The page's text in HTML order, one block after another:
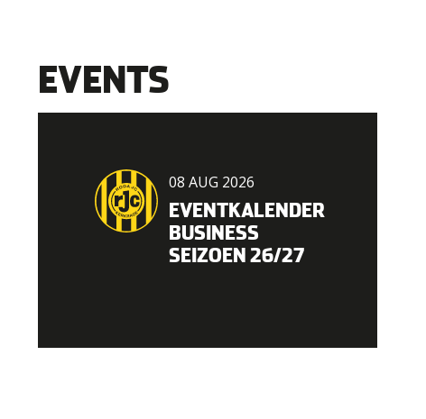
EVENTS
08 AUG 2026
EVENTKALENDER
BUSINESS
SEIZOEN 26/27